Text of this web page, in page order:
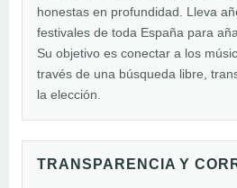
honestas en profundidad. Lleva
festivales de toda España para
Su objetivo es conectar a los
través de una búsqueda libre,
la elección.
TRANSPARENCIA Y